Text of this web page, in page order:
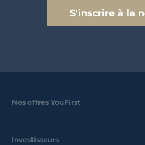
S'inscrire à la
Nos offres YouFirst
Investisseurs